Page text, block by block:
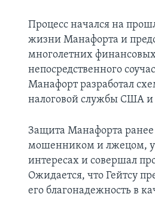
Процесс начался на
жизни Манафорта и
многолетних
непосредственного
Манафорт разработал
налоговой службы США и
Защита Манафорта ранее
мошенником и лжецом,
интересах и совершал
Ожидается, что Гейтсу
его благонадежность в